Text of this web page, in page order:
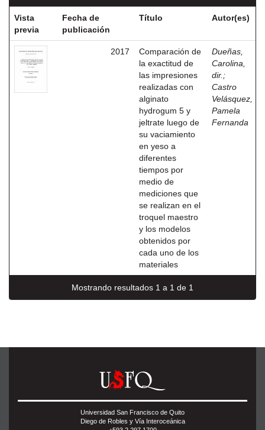
Vista
previa
Fecha de
publicación
Título Autor(es)
2017
Comparación de
la exactitud de
las impresiones
realizadas con
alginato
hydrogum 5 y
jeltrate luego de
su vaciamiento
en yeso a
diferentes
tiempos por
medio de
mediciones que
se realizan en el
troquel maestro
y los modelos
obtenidos por
cada uno de los
materiales
Dueñas,
Carolina,
dir. ;
Castro
Velásquez,
Pamela
Fernanda
Mostrando resultados 1 a 1 de 1
Universidad San Francisco de Quito
Diego de Robles y Vía Interoceánica